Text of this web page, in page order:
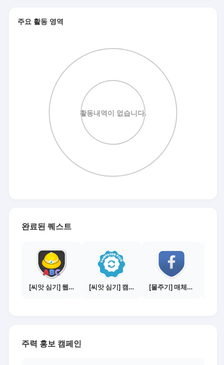
주요 활동 영역
완료된 퀘스트
[씨앗 심기] 웹툰보기 - 수익내기 편 [씨앗 심기] 캠페인 전환하기 [물주기] 매체별 포스팅하기 - 페이스북 1건
주력 홍보 캠페인